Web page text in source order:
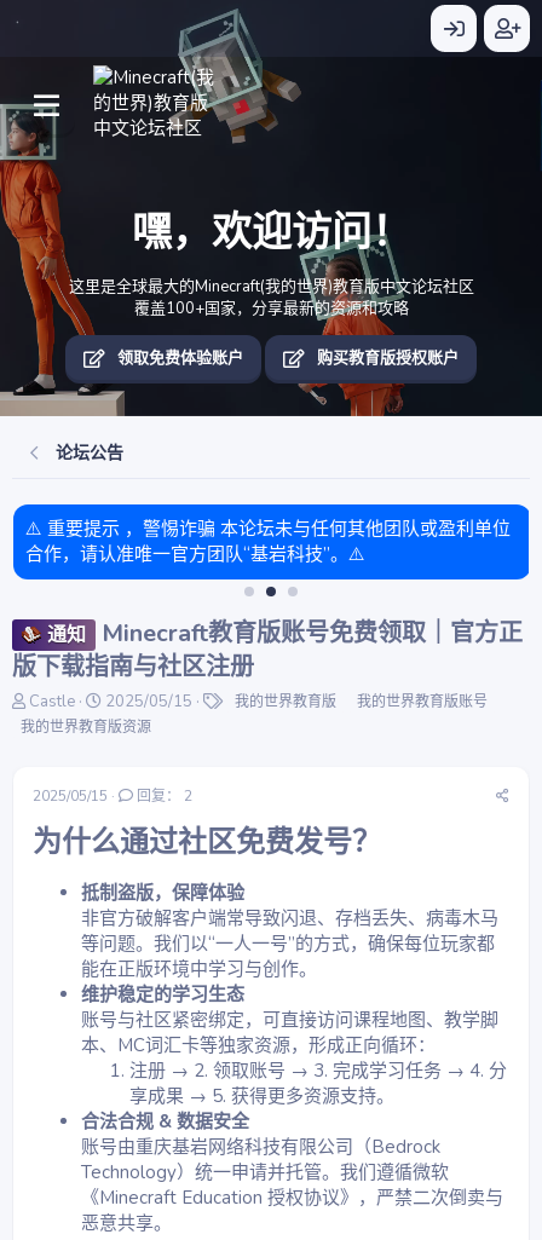
嘿，欢迎访问！
这里是全球最大的Minecraft(我的世界)教育版中文论坛社区
覆盖100+国家，分享最新的资源和攻略
领取免费体验账户 购买教育版授权账户
论坛公告
⚠️ 重要提示 ，警惕诈骗 本论坛未与任何其他团队或盈利单位
合作，请认准唯一官方团队“基岩科技”。⚠️
通知
Minecraft教育版账号免费领取｜官方正
版下载指南与社区注册
主
题
人
Castle
开
始
2025/05/15
标
我的世界教育版
我的世界教育版账号
我的世界教育版资源
2025/05/15 回复： 2
为什么通过社区免费发号？​
抵制盗版，保障体验
非官方破解客户端常导致闪退、存档丢失、病毒木马
等问题。我们以“一人一号”的方式，确保每位玩家都
能在正版环境中学习与创作。
维护稳定的学习生态
账号与社区紧密绑定，可直接访问课程地图、教学脚
本、MC词汇卡等独家资源，形成正向循环：
注册 → 2. 领取账号 → 3. 完成学习任务 → 4. 分
享成果 → 5. 获得更多资源支持。
合法合规 & 数据安全
账号由重庆基岩网络科技有限公司（Bedrock
Technology）统一申请并托管。我们遵循微软
《Minecraft Education 授权协议》，严禁二次倒卖与
恶意共享。